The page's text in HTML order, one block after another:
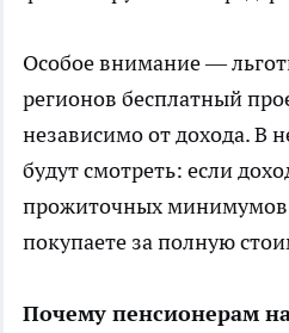
Особое внимание —
регионов бесплатный
независимо от дохода. В
будут смотреть: если
прожиточных
покупаете за полную
Почему пенсионерам